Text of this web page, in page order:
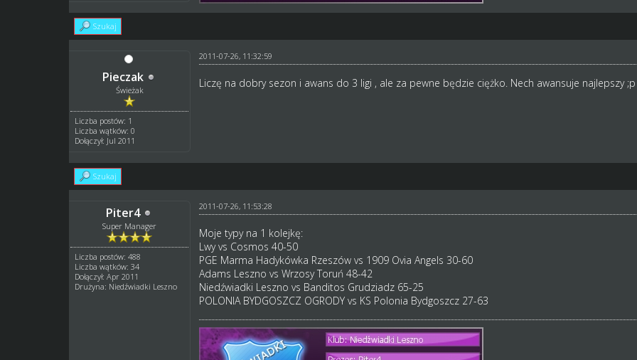
Szukaj
Pieczak
Świeżak
Liczba postów: 1
Liczba wątków: 0
Dołączył: Jul 2011
2011-07-26, 11:32:59
Liczę na dobry sezon i awans do 3 ligi , ale za pewne będzie ciężko. Nech awansuje najlepszy ;p
Szukaj
Piter4
Super Manager
Liczba postów: 488
Liczba wątków: 34
Dołączył: Apr 2011
Drużyna: Niedźwiadki Leszno
2011-07-26, 11:53:28
Moje typy na 1 kolejkę:
Lwy vs Cosmos 40-50
PGE Marma Hadykówka Rzeszów vs 1909 Ovia Angels 30-60
Adams Leszno vs Wrzosy Toruń 48-42
Niedźwiadki Leszno vs Banditos Grudziadz 65-25
POLONIA BYDGOSZCZ OGRODY vs KS Polonia Bydgoszcz 27-63